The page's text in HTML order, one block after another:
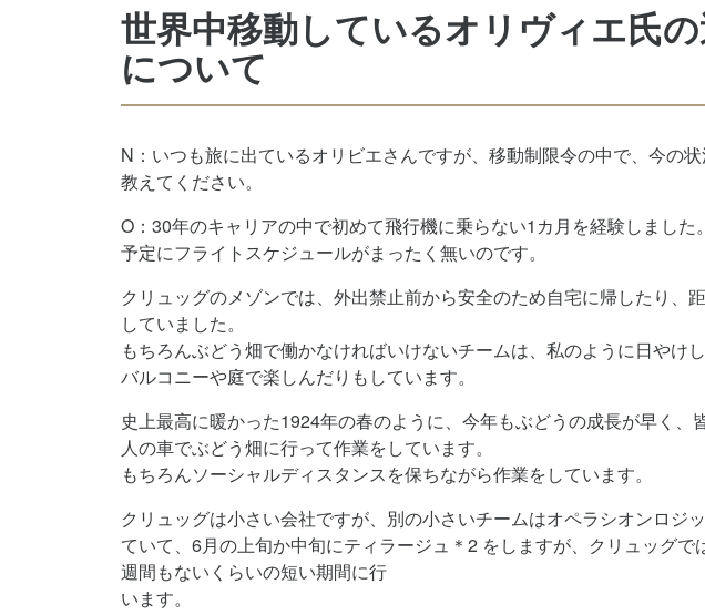
世界中移動しているオリヴィエ氏
について
N：いつも旅に出ているオリビエさんですが、移動制限令の中で、今の
教えてください。
O：30年のキャリアの中で初めて飛行機に乗らない1カ月を経験しました。
予定にフライトスケジュールがまったく無いのです。
クリュッグのメゾンでは、外出禁止前から安全のため自宅に帰したり、
していました。
もちろんぶどう畑で働かなければいけないチームは、私のように日やけ
バルコニーや庭で楽しんだりもしています。
史上最高に暖かった1924年の春のように、今年もぶどうの成長が早く、
人の車でぶどう畑に行って作業をしています。
もちろんソーシャルディスタンスを保ちながら作業をしています。
クリュッグは小さい会社ですが、別の小さいチームはオペラシオンロジ
ていて、6月の上旬か中旬にティラージュ＊2 をしますが、クリュッグで
週間もないくらいの短い期間に行
います。